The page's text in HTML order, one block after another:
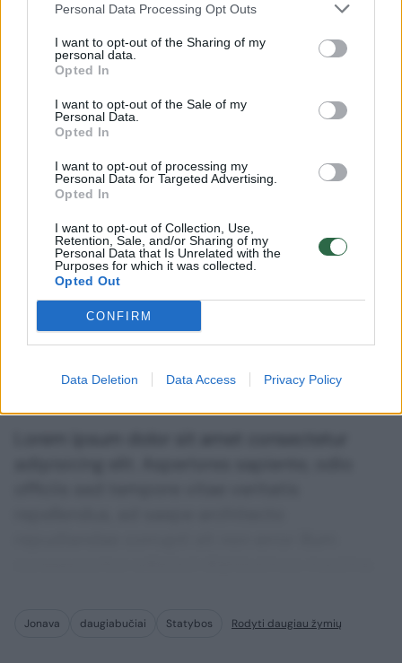
Personal Data Processing Opt Outs
I want to opt-out of the Sharing of my
personal data.
Opted In
I want to opt-out of the Sale of my
Personal Data.
Opted In
I want to opt-out of processing my
Personal Data for Targeted Advertising.
Opted In
I want to opt-out of Collection, Use,
Retention, Sale, and/or Sharing of my
Personal Data that Is Unrelated with the
Purposes for which it was collected.
Opted Out
CONFIRM
Data Deletion Data Access Privacy Policy
Norite skaityti toliau?
Prisijunkite prie mūsų bendruomenės ir tapkite
prenumeratoriumi
Vos nuo 1 Eur / mėn.
Prenumeruoti
Jau esate prenumeratorius?
Jonava daugiabučiai Statybos Rodyti daugiau žymių